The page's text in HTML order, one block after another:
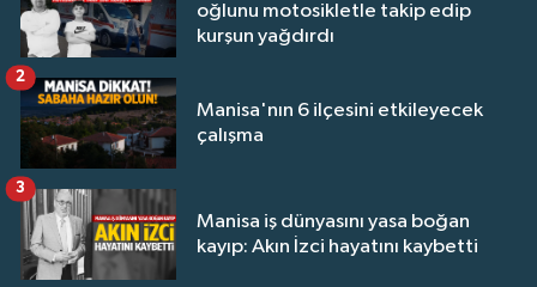
oğlunu motosikletle takip edip
kurşun yağdırdı
Manisa'nın 6 ilçesini etkileyecek
çalışma
2
Manisa iş dünyasını yasa boğan
kayıp: Akın İzci hayatını kaybetti
3